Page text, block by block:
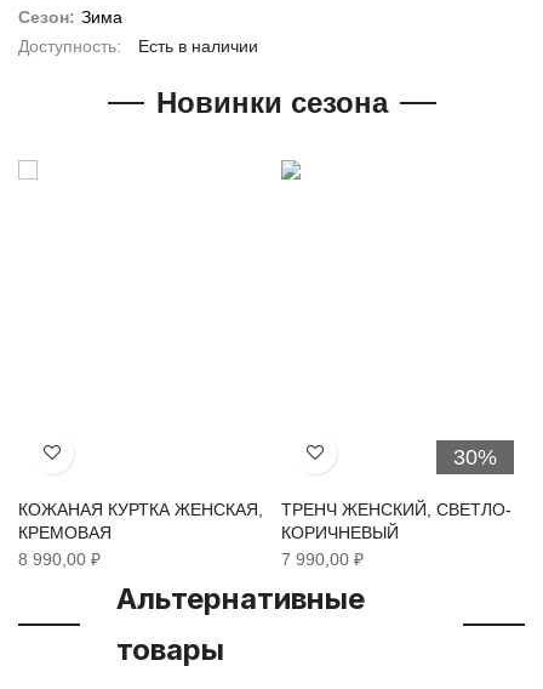
Сезон: Зима
Есть в наличии
Новинки сезона
Хочу!
КОЖАНАЯ КУРТКА ЖЕНСКАЯ,
КРЕМОВАЯ
8 990,00 ₽
30%
Хочу!
ТРЕНЧ ЖЕНСКИЙ, СВЕТЛО-
КОРИЧНЕВЫЙ
7 990,00 ₽
Альтернативные
товары